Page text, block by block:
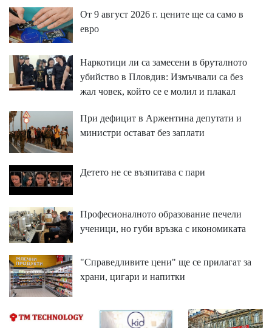
От 9 август 2026 г. цените ще са само в
евро
Наркотици ли са замесени в бруталното
убийство в Пловдив: Измъчвали са без
жал човек, който се е молил и плакал
При дефицит в Аржентина депутати и
министри остават без заплати
Детето не се възпитава с пари
Професионалното образование печели
ученици, но губи връзка с икономиката
"Справедливите цени" ще се прилагат за
храни, цигари и напитки